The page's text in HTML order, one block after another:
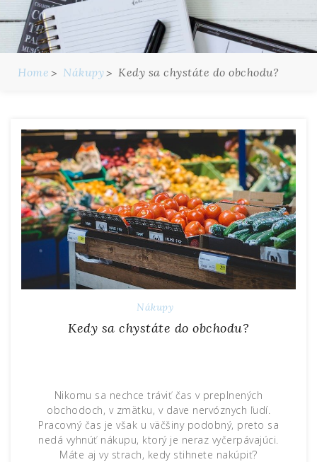
Home Nákupy Kedy sa chystáte do obchodu?
Nákupy
Kedy sa chystáte do obchodu?
Nikomu sa nechce tráviť čas v preplnených
obchodoch, v zmätku, v dave nervóznych ľudí.
Pracovný čas je však u väčšiny podobný, preto sa
nedá vyhnúť nákupu, ktorý je neraz vyčerpávajúci.
Máte aj vy strach, kedy stihnete nakúpiť?